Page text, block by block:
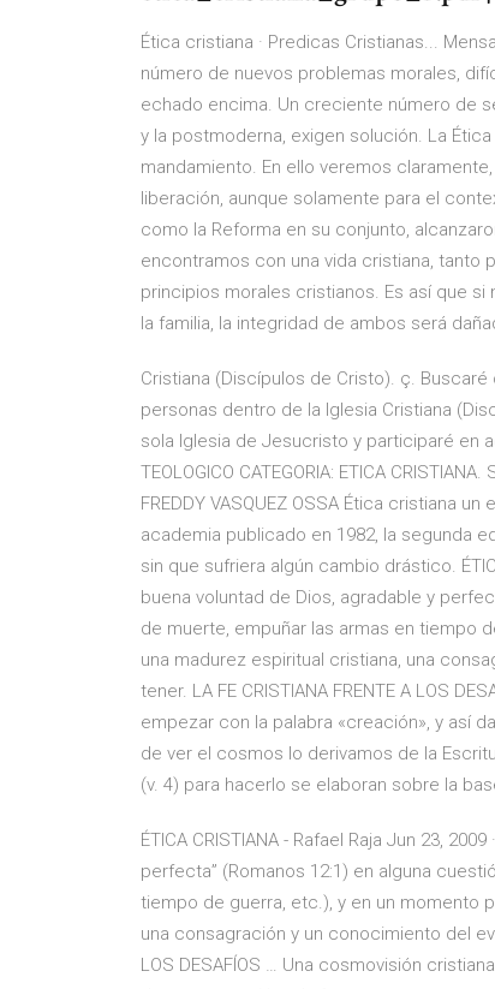
Ética cristiana · Predicas Cristianas...
número de nuevos problemas morales,
echado encima. Un creciente número de
y la postmoderna, exigen solución. La
mandamiento. En ello veremos
liberación, aunque solamente para el
como la Reforma en su conjunto, alcanzaron
encontramos con una vida cristiana, tanto
principios morales cristianos. Es así que
la familia, la integridad de ambos será
Cristiana (Discípulos de Cristo). ç.
personas dentro de la Iglesia Cristiana
sola Iglesia de Jesucristo y participaré en
TEOLOGICO CATEGORIA: ETICA
FREDDY VASQUEZ OSSA Ética cristiana
academia publicado en 1982, la segunda
sin que sufriera algún cambio drástico.
buena voluntad de Dios, agradable y
de muerte, empuñar las armas en tiempo
una madurez espiritual cristiana, una
tener. LA FE CRISTIANA FRENTE A LOS
empezar con la palabra «creación», y así
de ver el cosmos lo derivamos de la
(v. 4) para hacerlo se elaboran sobre la
ÉTICA CRISTIANA - Rafael Raja Jun 23,
perfecta” (Romanos 12:1) en alguna
tiempo de guerra, etc.), y en un momento
una consagración y un conocimiento del
LOS DESAFÍOS … Una cosmovisión